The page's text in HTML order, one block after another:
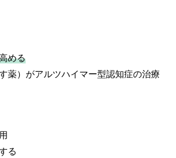
める
薬）がアルツハイマー型認知症の治療
る